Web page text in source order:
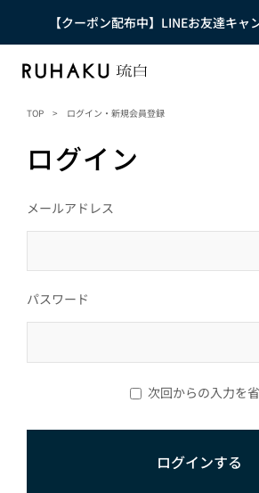
【クーポン配布中】LINEお友達キャ
TOP > ログイン・新規会員登録
ログイン
メールアドレス
パスワード
次回からの入力を
ログインする